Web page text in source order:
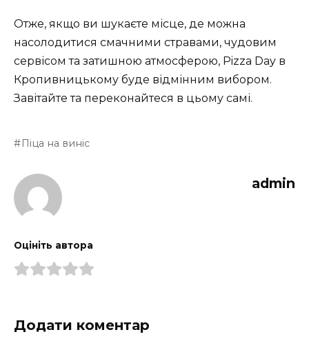
Отже, якщо ви шукаєте місце, де можна
насолодитися смачними стравами, чудовим
сервісом та затишною атмосферою, Pizza Day в
Кропивницькому буде відмінним вибором.
Завітайте та переконайтеся в цьому самі.
Піца на виніс
admin
Оцініть автора
Додати коментар